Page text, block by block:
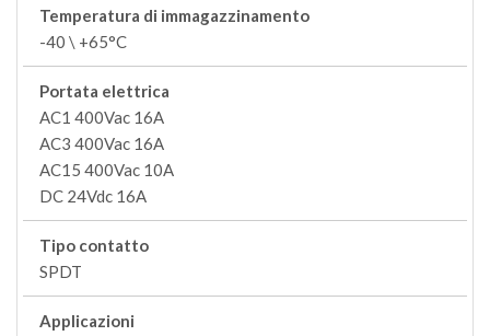
Temperatura di immagazzinamento
-40 \ +65°C
Portata elettrica
AC1 400Vac 16A
AC3 400Vac 16A
AC15 400Vac 10A
DC 24Vdc 16A
Tipo contatto
SPDT
Applicazioni